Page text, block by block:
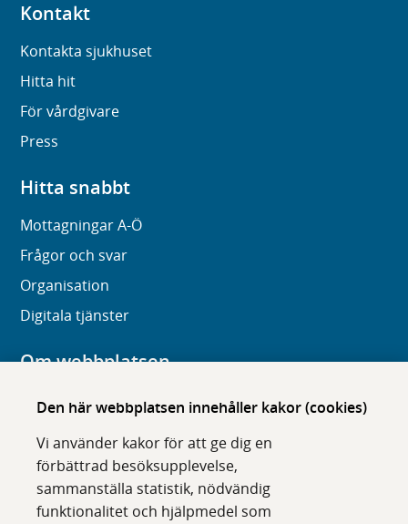
Den här webbplatsen innehåller kakor (cookies)
Vi använder kakor för att ge dig en
förbättrad besöksupplevelse,
sammanställa statistik, nödvändig
funktionalitet och hjälpmedel som
Kontakt
Kontakta sjukhuset
Hitta hit
För vårdgivare
Press
Hitta snabbt
Mottagningar A-Ö
Frågor och svar
Organisation
Digitala tjänster
Om webbplatsen
Om karolinska.se
Tillgänglighet
Om cookies